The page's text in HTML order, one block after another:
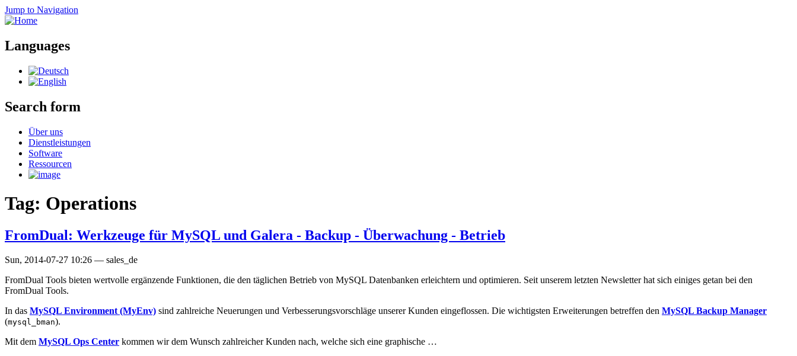
Jump to Navigation
Languages
Search form
Über uns
Dienstleistungen
Software
Ressourcen
Tag: Operations
FromDual: Werkzeuge für MySQL und Galera - Backup - Überwachung - Betrieb
Sun, 2014-07-27 10:26 — sales_de
FromDual Tools bieten wertvolle ergänzende Funktionen, die den täglichen Betrieb von MySQL Datenbanken erleichtern und optimieren. Seit unserem letzten Newsletter hat sich einiges getan bei den
FromDual Tools.
In das MySQL Environment (MyEnv) sind zahlreiche Neuerungen und Verbesserungsvorschläge unserer Kunden eingeflossen. Die wichtigsten Erweiterungen betreffen den MySQL Backup Manager
(mysql_bman).
Mit dem MySQL Ops Center kommen wir dem Wunsch zahlreicher Kunden nach, welche sich eine graphische …